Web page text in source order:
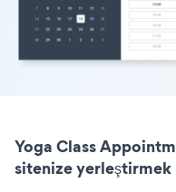
Yoga Class
sitenize yerleştirmek